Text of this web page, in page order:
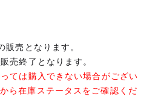
販売となります。
売終了となります。
ては購入できない場合がござい
ら在庫ステータスをご確認くだ